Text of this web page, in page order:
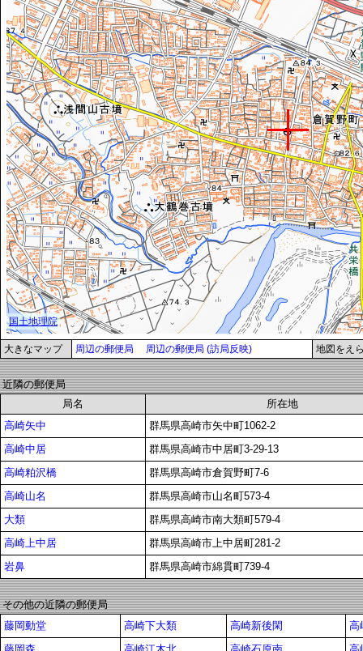
大きなマップ 周辺の郵便局 周辺の郵便局 (訪局反映) 地図をえ
近隣の郵便局
局名
所在地
高崎矢中
群馬県高崎市矢中町1062-2
高崎中居
群馬県高崎市中居町3-29-13
高崎粕沢橋
群馬県高崎市倉賀野町7-6
高崎山名
群馬県高崎市山名町573-4
大類
群馬県高崎市南大類町579-4
高崎上中居
群馬県高崎市上中居町281-2
岩鼻
群馬県高崎市綿貫町739-4
その他の近隣の郵便局
藤岡動堂
高崎下大類 高崎新後閑
高